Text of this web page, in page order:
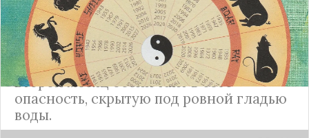
Китайский гороскоп на октябрь
2023 года
Второй месяц осени таит в себе
опасность, скрытую под ровной гладью
воды.